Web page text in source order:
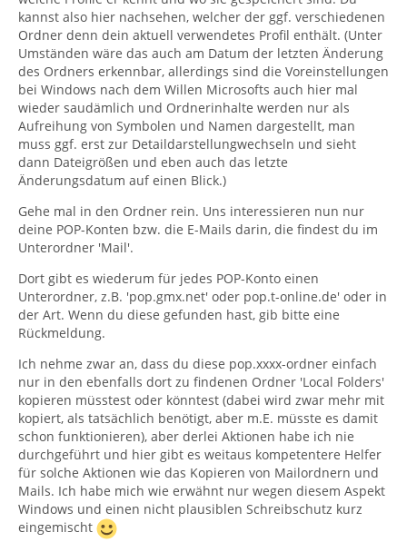
kannst also hier nachsehen, welcher der ggf. verschiedenen
Ordner denn dein aktuell verwendetes Profil enthält. (Unter
Umständen wäre das auch am Datum der letzten Änderung
des Ordners erkennbar, allerdings sind die Voreinstellungen
bei Windows nach dem Willen Microsofts auch hier mal
wieder saudämlich und Ordnerinhalte werden nur als
Aufreihung von Symbolen und Namen dargestellt, man
muss ggf. erst zur Detaildarstellungwechseln und sieht
dann Dateigrößen und eben auch das letzte
Änderungsdatum auf einen Blick.)
Gehe mal in den Ordner rein. Uns interessieren nun nur
deine POP-Konten bzw. die E-Mails darin, die findest du im
Unterordner 'Mail'.
Dort gibt es wiederum für jedes POP-Konto einen
Unterordner, z.B. 'pop.gmx.net' oder pop.t-online.de' oder in
der Art. Wenn du diese gefunden hast, gib bitte eine
Rückmeldung.
Ich nehme zwar an, dass du diese pop.xxxx-ordner einfach
nur in den ebenfalls dort zu findenen Ordner 'Local Folders'
kopieren müsstest oder könntest (dabei wird zwar mehr mit
kopiert, als tatsächlich benötigt, aber m.E. müsste es damit
schon funktionieren), aber derlei Aktionen habe ich nie
durchgeführt und hier gibt es weitaus kompetentere Helfer
für solche Aktionen wie das Kopieren von Mailordnern und
Mails. Ich habe mich wie erwähnt nur wegen diesem Aspekt
Windows und einen nicht plausiblen Schreibschutz kurz
eingemischt